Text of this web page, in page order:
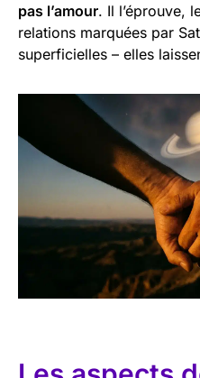
pas l’amour. Il l’éprouve,
relations marquées par
superficielles – elles